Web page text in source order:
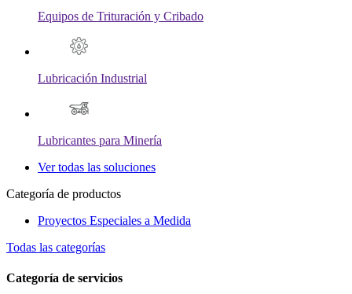
Equipos de Trituración y Cribado
Lubricación Industrial
Lubricantes para Minería
Ver todas las soluciones
Categoría de productos
Proyectos Especiales a Medida
Todas las categorías
Categoría de servicios